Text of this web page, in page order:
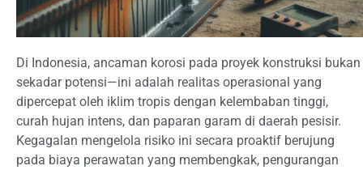
Di Indonesia, ancaman korosi pada proyek konstruksi bukan
sekadar potensi—ini adalah realitas operasional yang
dipercepat oleh iklim tropis dengan kelembaban tinggi,
curah hujan intens, dan paparan garam di daerah pesisir.
Kegagalan mengelola risiko ini secara proaktif berujung
pada biaya perawatan yang membengkak, pengurangan